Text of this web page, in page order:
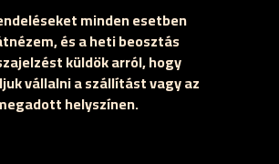
minden esetben
és a heti beosztás
küldök arról, hogy
vállalni a szállítást vagy az
helyszínen.